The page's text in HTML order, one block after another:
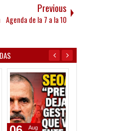
Previous
Agenda de la 7 a la 10
Aug